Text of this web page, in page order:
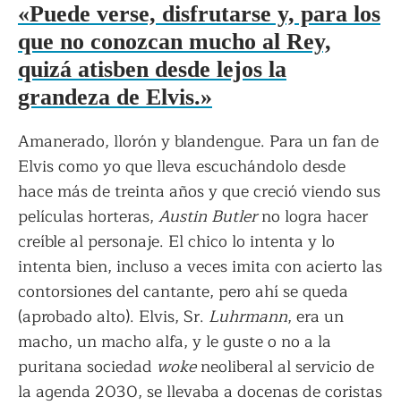
«Puede verse, disfrutarse y, para los
que no conozcan mucho al Rey,
quizá atisben desde lejos la
grandeza de Elvis.»
Amanerado, llorón y blandengue. Para un fan de
Elvis como yo que lleva escuchándolo desde
hace más de treinta años y que creció viendo sus
películas horteras, Austin Butlerno logra hacer
creíble al personaje. El chico lo intenta y lo
intenta bien, incluso a veces imita con acierto las
contorsiones del cantante, pero ahí se queda
(aprobado alto). Elvis, Sr. Luhrmann, era un
macho, un macho alfa, y le guste o no a la
puritana sociedad wokeneoliberal al servicio de
la agenda 2030, se llevaba a docenas de coristas